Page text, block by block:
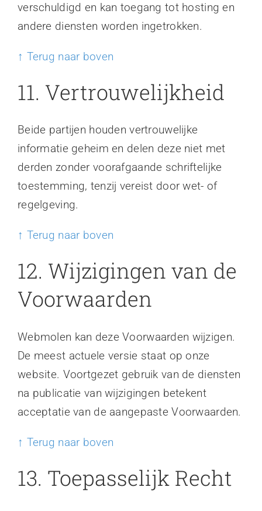
verschuldigd en kan toegang tot hosting en
andere diensten worden ingetrokken.
↑ Terug naar boven
11. Vertrouwelijkheid
Beide partijen houden vertrouwelijke
informatie geheim en delen deze niet met
derden zonder voorafgaande schriftelijke
toestemming, tenzij vereist door wet- of
regelgeving.
↑ Terug naar boven
12. Wijzigingen van de
Voorwaarden
Webmolen kan deze Voorwaarden wijzigen.
De meest actuele versie staat op onze
website. Voortgezet gebruik van de diensten
na publicatie van wijzigingen betekent
acceptatie van de aangepaste Voorwaarden.
↑ Terug naar boven
13. Toepasselijk Recht